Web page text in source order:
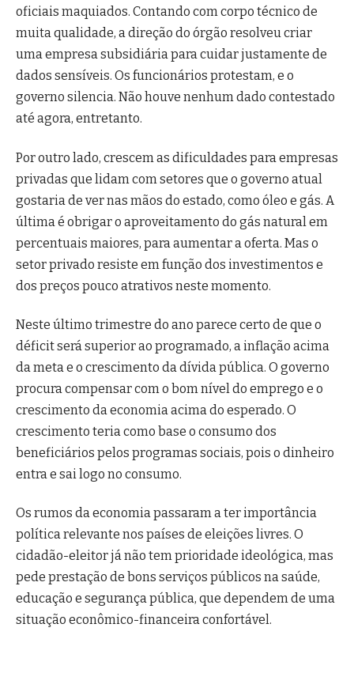
oficiais maquiados. Contando com corpo técnico de
muita qualidade, a direção do órgão resolveu criar
uma empresa subsidiária para cuidar justamente de
dados sensíveis. Os funcionários protestam, e o
governo silencia. Não houve nenhum dado contestado
até agora, entretanto.
Por outro lado, crescem as dificuldades para empresas
privadas que lidam com setores que o governo atual
gostaria de ver nas mãos do estado, como óleo e gás. A
última é obrigar o aproveitamento do gás natural em
percentuais maiores, para aumentar a oferta. Mas o
setor privado resiste em função dos investimentos e
dos preços pouco atrativos neste momento.
Neste último trimestre do ano parece certo de que o
déficit será superior ao programado, a inflação acima
da meta e o crescimento da dívida pública. O governo
procura compensar com o bom nível do emprego e o
crescimento da economia acima do esperado. O
crescimento teria como base o consumo dos
beneficiários pelos programas sociais, pois o dinheiro
entra e sai logo no consumo.
Os rumos da economia passaram a ter importância
política relevante nos países de eleições livres. O
cidadão-eleitor já não tem prioridade ideológica, mas
pede prestação de bons serviços públicos na saúde,
educação e segurança pública, que dependem de uma
situação econômico-financeira confortável.